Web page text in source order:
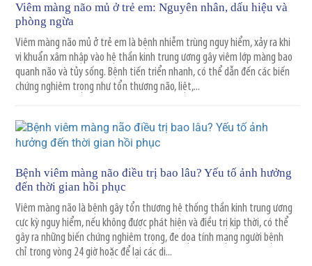
Viêm màng não mủ ở trẻ em: Nguyên nhân, dấu hiệu và
phòng ngừa
Viêm màng não mủ ở trẻ em là bệnh nhiễm trùng nguy hiểm, xảy ra khi
vi khuẩn xâm nhập vào hệ thần kinh trung ương gây viêm lớp màng bao
quanh não và tủy sống. Bệnh tiến triển nhanh, có thể dẫn đến các biến
chứng nghiêm trọng như tổn thương não, liệt,...
Bệnh viêm màng não điều trị bao lâu? Yếu tố ảnh hưởng
đến thời gian hồi phục
Viêm màng não là bệnh gây tổn thương hệ thống thần kinh trung ương
cực kỳ nguy hiểm, nếu không được phát hiện và điều trị kịp thời, có thể
gây ra những biến chứng nghiêm trọng, đe dọa tính mạng người bệnh
chỉ trong vòng 24 giờ hoặc để lại các di...